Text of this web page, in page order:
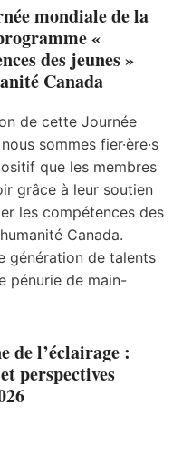
mondiale de la
«
des jeunes »
Canada
de cette Journée
sommes fier·ère·s
que les membres
grâce à leur soutien
les compétences des
Canada.
génération de talents
pénurie de main-
de l’éclairage :
perspectives